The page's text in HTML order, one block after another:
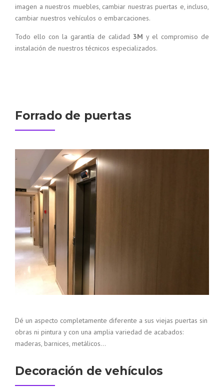
imagen a nuestros muebles, cambiar nuestras puertas e, incluso,
cambiar nuestros vehículos o embarcaciones.
Todo ello con la garantía de calidad 3M y el compromiso de
instalación de nuestros técnicos especializados.
Forrado de puertas
Dé un aspecto completamente diferente a sus viejas puertas sin
obras ni pintura y con una amplia variedad de acabados:
maderas, barnices, metálicos…
Decoración de vehículos